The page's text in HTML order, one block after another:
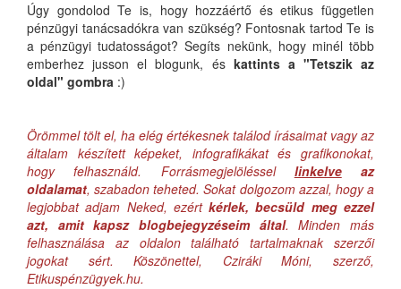
Úgy gondolod Te is, hogy hozzáértő és etikus független
pénzügyi tanácsadókra van szükség? Fontosnak tartod Te is
a pénzügyi tudatosságot? Segíts nekünk, hogy minél több
emberhez jusson el blogunk, és kattints a "Tetszik az
oldal" gombra :)
Örömmel tölt el, ha elég értékesnek találod írásaimat vagy az
általam készített képeket, infografikákat és grafikonokat,
hogy felhasználd. Forrásmegjelöléssel linkelveaz
oldalamat, szabadon teheted. Sokat dolgozom azzal, hogy a
legjobbat adjam Neked, ezértkérlek, becsüld meg ezzel
azt, amit kapsz blogbejegyzéseim által. Minden más
felhasználása az oldalon található tartalmaknak szerzői
jogokat sért. Köszönettel, Cziráki Móni, szerző,
Etikuspénzügyek.hu.